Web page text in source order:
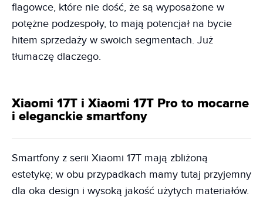
flagowce, które nie dość, że są wyposażone w
potężne podzespoły, to mają potencjał na bycie
hitem sprzedaży w swoich segmentach. Już
tłumaczę dlaczego.
Xiaomi 17T i Xiaomi 17T Pro to mocarne
i eleganckie smartfony
Smartfony z serii Xiaomi 17T mają zbliżoną
estetykę; w obu przypadkach mamy tutaj przyjemny
dla oka design i wysoką jakość użytych materiałów.